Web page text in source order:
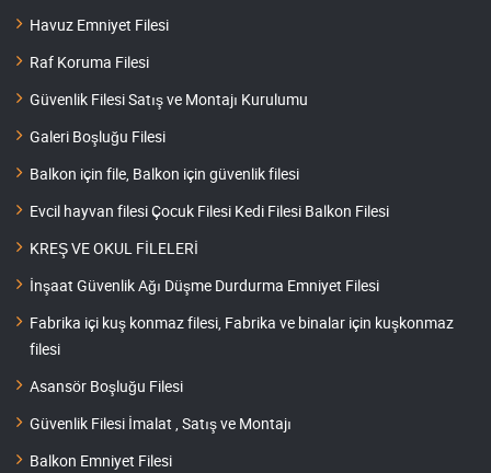
Havuz Emniyet Filesi
Raf Koruma Filesi
Güvenlik Filesi Satış ve Montajı Kurulumu
Galeri Boşluğu Filesi
Balkon için file, Balkon için güvenlik filesi
Evcil hayvan filesi Çocuk Filesi Kedi Filesi Balkon Filesi
KREŞ VE OKUL FİLELERİ
İnşaat Güvenlik Ağı Düşme Durdurma Emniyet Filesi
Fabrika içi kuş konmaz filesi, Fabrika ve binalar için kuşkonmaz
filesi
Asansör Boşluğu Filesi
Güvenlik Filesi İmalat , Satış ve Montajı
Balkon Emniyet Filesi